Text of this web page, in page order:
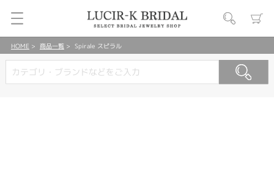
HOME 商品一覧 Spirale スピラル